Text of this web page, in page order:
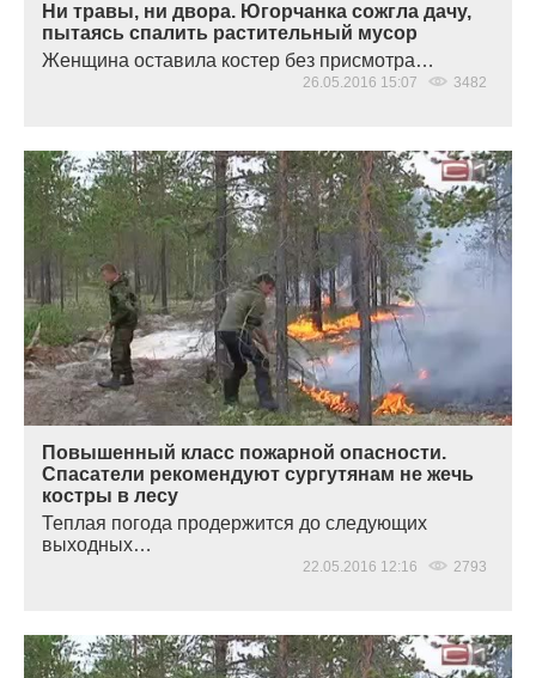
Ни травы, ни двора. Югорчанка сожгла дачу,
пытаясь спалить растительный мусор
Женщина оставила костер без присмотра…
26.05.2016 15:07 3482
Повышенный класс пожарной опасности.
Спасатели рекомендуют сургутянам не жечь
костры в лесу
Теплая погода продержится до следующих
выходных…
22.05.2016 12:16 2793